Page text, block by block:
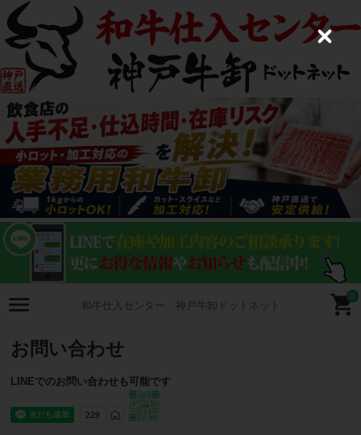
和牛仕入センター 神戸牛卸ドットネット
0
お問い合わせ
LINEでのお問い合わせも可能です
C
s